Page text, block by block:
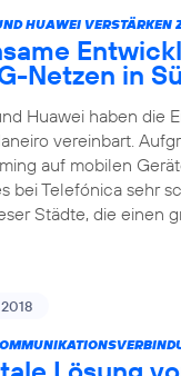
HUAWEI VERSTÄRKEN
Netzen in
Huawei haben die
vereinbart.
auf mobilen
bei Telefónica sehr
Städte, die einen